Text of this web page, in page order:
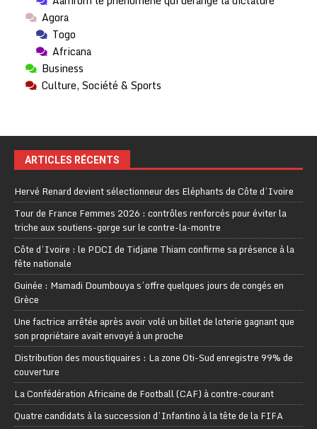
Agora
Togo
Africana
Business
Culture, Société & Sports
ARTICLES RÉCENTS
Hervé Renard devient sélectionneur des Eléphants de Côte d’Ivoire
Tour de France Femmes 2026 : contrôles renforcés pour éviter la
triche aux soutiens-gorge sur le contre-la-montre
Côte d’Ivoire : le PDCI de Tidjane Thiam confirme sa présence à la
fête nationale
Guinée : Mamadi Doumbouya s’offre quelques jours de congés en
Grèce
Une factrice arrêtée après avoir volé un billet de loterie gagnant que
son propriétaire avait envoyé à un proche
Distribution des moustiquaires : La zone Oti-Sud enregistre 99% de
couverture
La Confédération Africaine de Football (CAF) à contre-courant
Quatre candidats à la succession d’Infantino à la tête de la FIFA